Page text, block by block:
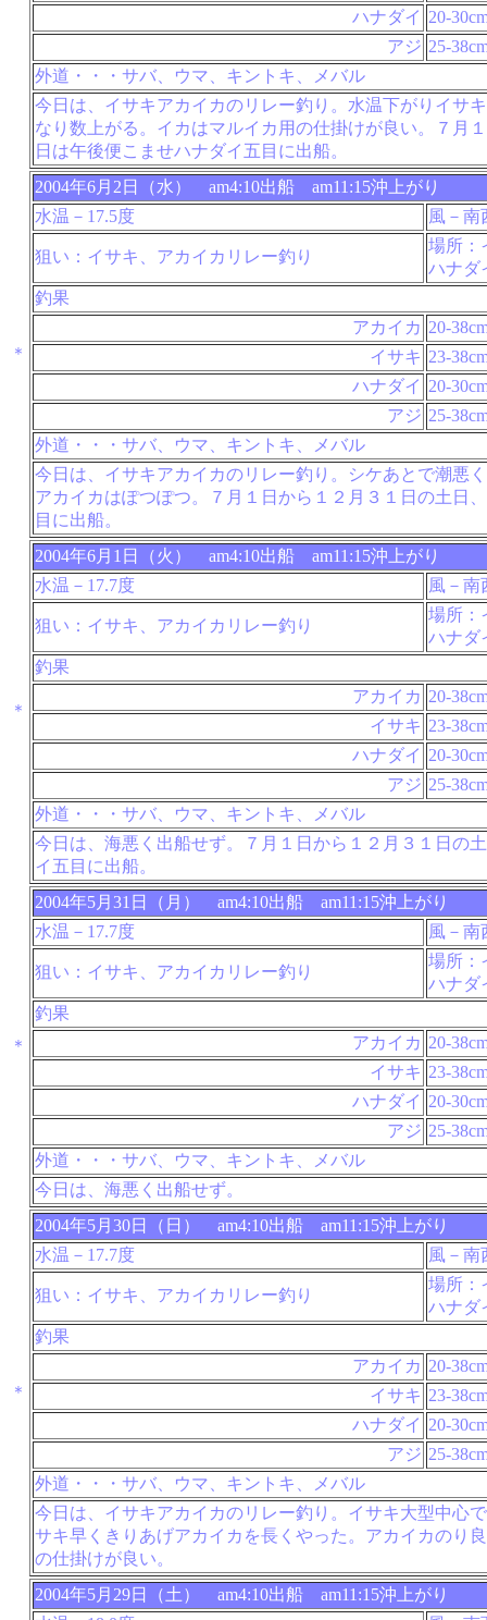
ハナダイ 20-
アジ 25-
外道・・・サバ、ウマ、キントキ、メバル
今日は、イサキアカイカのリレー釣り。水温下がりイサ
なり数上がる。イカはマルイカ用の仕掛けが良い。７月
日は午後便こませハナダイ五目に出船。
＊
2004年6月2日（水） am4:10出船 am11:15沖上がり
水温－17.5度
風－南
狙い：イサキ、アカイカリレー釣り
場所：
ハナダ
釣果
アカイカ 20-
イサキ 23-
ハナダイ 20-
アジ 25-
外道・・・サバ、ウマ、キントキ、メバル
今日は、イサキアカイカのリレー釣り。シケあとで潮悪
アカイカはぽつぽつ。７月１日から１２月３１日の土日
目に出船。
＊
2004年6月1日（火） am4:10出船 am11:15沖上がり
水温－17.7度
風－南
狙い：イサキ、アカイカリレー釣り
場所：
ハナダ
釣果
アカイカ 20-
イサキ 23-
ハナダイ 20-
アジ 25-
外道・・・サバ、ウマ、キントキ、メバル
今日は、海悪く出船せず。７月１日から１２月３１日の
イ五目に出船。
＊
2004年5月31日（月） am4:10出船 am11:15沖上がり
水温－17.7度
風－南
狙い：イサキ、アカイカリレー釣り
場所：
ハナダ
釣果
アカイカ 20-
イサキ 23-
ハナダイ 20-
アジ 25-
外道・・・サバ、ウマ、キントキ、メバル
今日は、海悪く出船せず。
＊
2004年5月30日（日） am4:10出船 am11:15沖上がり
水温－17.7度
風－南
狙い：イサキ、アカイカリレー釣り
場所：
ハナダ
釣果
アカイカ 20-
イサキ 23-
ハナダイ 20-
アジ 25-
外道・・・サバ、ウマ、キントキ、メバル
今日は、イサキアカイカのリレー釣り。イサキ大型中心
サキ早くきりあげアカイカを長くやった。アカイカのり
の仕掛けが良い。
2004年5月29日（土） am4:10出船 am11:15沖上がり